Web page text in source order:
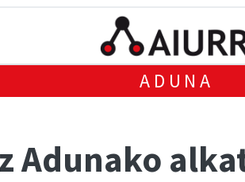
ADUNA
Adunako